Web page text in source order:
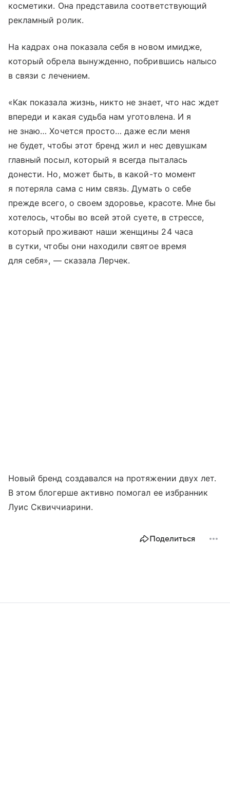
косметики. Она представила соответствующий
рекламный ролик.
На кадрах она показала себя в новом имидже,
который обрела вынужденно, побрившись налысо
в связи с лечением.
«Как показала жизнь, никто не знает, что нас ждет
впереди и какая судьба нам уготовлена. И я
не знаю… Хочется просто… даже если меня
не будет, чтобы этот бренд жил и нес девушкам
главный посыл, который я всегда пыталась
донести. Но, может быть, в какой-то момент
я потеряла сама с ним связь. Думать о себе
прежде всего, о своем здоровье, красоте. Мне бы
хотелось, чтобы во всей этой суете, в стрессе,
который проживают наши женщины 24 часа
в сутки, чтобы они находили святое время
для себя», — сказала Лерчек.
Новый бренд создавался на протяжении двух лет.
В этом блогерше активно помогал ее избранник
Луис Сквиччиарини.
Поделиться